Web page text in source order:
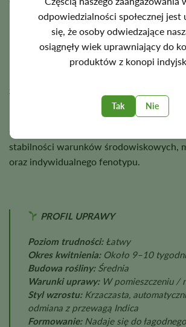
odpowiedzialności społecznej jest
się, że osoby odwiedzające
osiągnęły wiek uprawniający do
produktów z konopi
Tak Nie
po około9–10 tygodniach, zapewniając
bogate w żywicę kwiaty oraz pewne
Rośliny osiągają zazwyczaj około3–4 stóp
roślinę w uprawie polowej.
Ostateczne plony zależą od oświetlenia,
stabilności warunków środowiskowych,
oraz indywidualnego fenotypu.
PROFIL UPRAWY
Poziom trudności:Łatwy
Okres kwitnienia:Około 9–10 tygodni
Budowa rośliny:Średnia
Warunki uprawy:W pomieszczeniu /
Styl wzrostu:Krzaczasta,
odmiana z przewagą Indica
Formowanie:Nadaje się do